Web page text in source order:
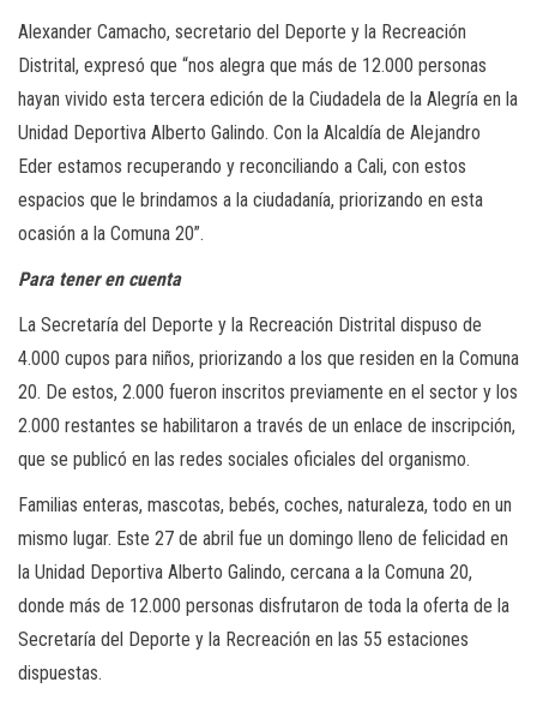
Alexander Camacho, secretario del Deporte y la Recreación
Distrital, expresó que “nos alegra que más de 12.000 personas
hayan vivido esta tercera edición de la Ciudadela de la Alegría en la
Unidad Deportiva Alberto Galindo. Con la Alcaldía de Alejandro
Eder estamos recuperando y reconciliando a Cali, con estos
espacios que le brindamos a la ciudadanía, priorizando en esta
ocasión a la Comuna 20”.
Para tener en cuenta
La Secretaría del Deporte y la Recreación Distrital dispuso de
4.000 cupos para niños, priorizando a los que residen en la Comuna
20. De estos, 2.000 fueron inscritos previamente en el sector y los
2.000 restantes se habilitaron a través de un enlace de inscripción,
que se publicó en las redes sociales oficiales del organismo.
Familias enteras, mascotas, bebés, coches, naturaleza, todo en un
mismo lugar. Este 27 de abril fue un domingo lleno de felicidad en
la Unidad Deportiva Alberto Galindo, cercana a la Comuna 20,
donde más de 12.000 personas disfrutaron de toda la oferta de la
Secretaría del Deporte y la Recreación en las 55 estaciones
dispuestas.